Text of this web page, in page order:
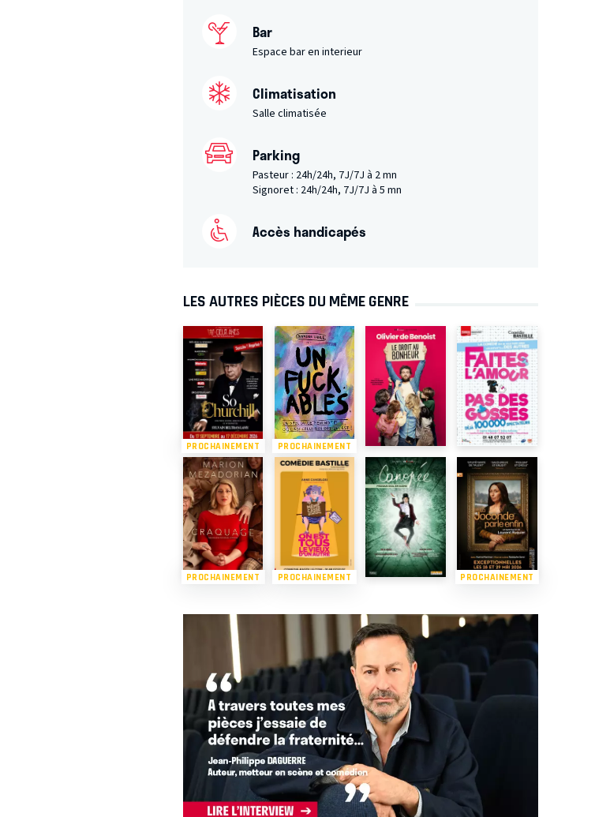
Bar
Espace bar en interieur
Climatisation
Salle climatisée
Parking
Pasteur : 24h/24h, 7J/7J à 2 mn
Signoret : 24h/24h, 7J/7J à 5 mn
Accès handicapés
LES AUTRES PIÈCES DU MÊME GENRE
PROCHAINEMENT PROCHAINEMENT
PROCHAINEMENT PROCHAINEMENT PROCHAINEMENT